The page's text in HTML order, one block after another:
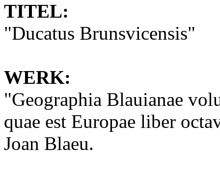
TITEL:
"Ducatus Brunsvicensis"
WERK:
"Geographia Blauianae
quae est Europae liber
Joan Blaeu.